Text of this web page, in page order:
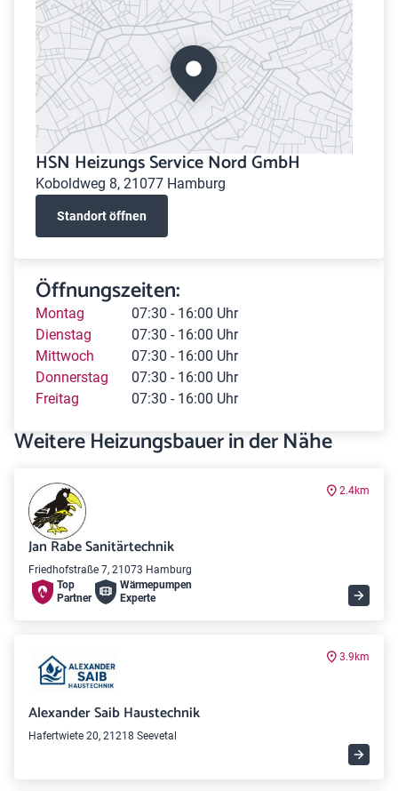
HSN Heizungs Service Nord GmbH
Koboldweg 8, 21077 Hamburg
Standort öffnen
Öffnungszeiten:
Montag
07:30 - 16:00 Uhr
Dienstag
07:30 - 16:00 Uhr
Mittwoch
07:30 - 16:00 Uhr
Donnerstag
07:30 - 16:00 Uhr
Freitag
07:30 - 16:00 Uhr
Weitere Heizungsbauer in der Nähe
2.4km
Jan Rabe Sanitärtechnik
Friedhofstraße 7, 21073 Hamburg
Top
Partner
Wärme­pumpen
Experte
3.9km
Alexander Saib Haustechnik
Hafertwiete 20, 21218 Seevetal